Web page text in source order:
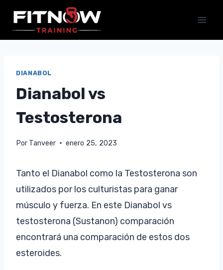
contenido
DIANABOL
Dianabol vs
Testosterona
Por Tanveer enero 25, 2023
Tanto el Dianabol como la Testosterona son
utilizados por los culturistas para ganar
músculo y fuerza. En este Dianabol vs
testosterona (Sustanon) comparación
encontrará una comparación de estos dos
esteroides.